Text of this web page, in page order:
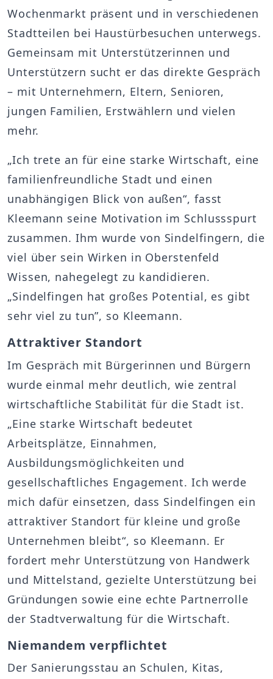
Wochenmarkt präsent und in verschiedenen
Stadtteilen bei Haustürbesuchen unterwegs.
Gemeinsam mit Unterstützerinnen und
Unterstützern sucht er das direkte Gespräch
– mit Unternehmern, Eltern, Senioren,
jungen Familien, Erstwählern und vielen
mehr.
„Ich trete an für eine starke Wirtschaft, eine
familienfreundliche Stadt und einen
unabhängigen Blick von außen“, fasst
Kleemann seine Motivation im Schlussspurt
zusammen. Ihm wurde von Sindelfingern, die
viel über sein Wirken in Oberstenfeld
Wissen, nahegelegt zu kandidieren.
„Sindelfingen hat großes Potential, es gibt
sehr viel zu tun”, so Kleemann.
Attraktiver Standort
Im Gespräch mit Bürgerinnen und Bürgern
wurde einmal mehr deutlich, wie zentral
wirtschaftliche Stabilität für die Stadt ist.
„Eine starke Wirtschaft bedeutet
Arbeitsplätze, Einnahmen,
Ausbildungsmöglichkeiten und
gesellschaftliches Engagement. Ich werde
mich dafür einsetzen, dass Sindelfingen ein
attraktiver Standort für kleine und große
Unternehmen bleibt“, so Kleemann. Er
fordert mehr Unterstützung von Handwerk
und Mittelstand, gezielte Unterstützung bei
Gründungen sowie eine echte Partnerrolle
der Stadtverwaltung für die Wirtschaft.
Niemandem verpflichtet
Der Sanierungsstau an Schulen, Kitas,